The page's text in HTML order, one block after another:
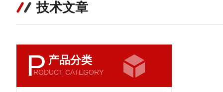
技术文章
P 产品分类
RODUCT CATEGORY